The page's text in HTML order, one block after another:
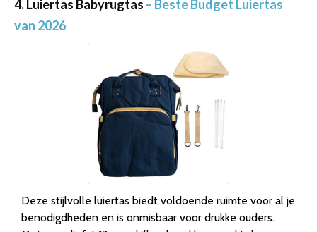
4. Luiertas Babyrugtas – Beste Budget Luiertas
van 2026
Deze stijlvolle luiertas biedt voldoende ruimte voor al je
benodigdheden en is onmisbaar voor drukke ouders.